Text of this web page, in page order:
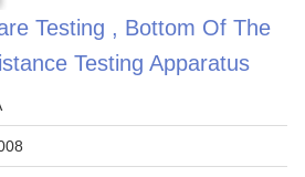
Testing , Bottom Of The
Testing Apparatus